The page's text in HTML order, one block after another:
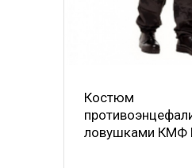
Костюм
ловушками КМФ